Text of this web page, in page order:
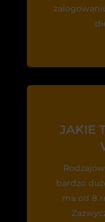
JAKIE
bardzo
ma od 8